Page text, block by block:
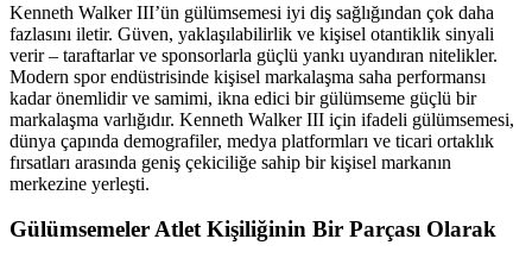
Kenneth Walker III’ün gülümsemesi iyi diş sağlığından çok daha
fazlasını iletir. Güven, yaklaşılabilirlik ve kişisel otantiklik sinyali
verir – taraftarlar ve sponsorlarla güçlü yankı uyandıran nitelikler.
Modern spor endüstrisinde kişisel markalaşma saha performansı
kadar önemlidir ve samimi, ikna edici bir gülümseme güçlü bir
markalaşma varlığıdır. Kenneth Walker III için ifadeli gülümsemesi,
dünya çapında demografiler, medya platformları ve ticari ortaklık
fırsatları arasında geniş çekiciliğe sahip bir kişisel markanın
merkezine yerleşti.
Gülümsemeler Atlet Kişiliğinin Bir Parçası Olarak